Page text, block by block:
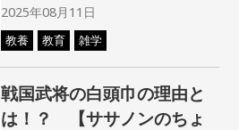
2025年08月11日
教養 教育 雑学
戦国武将の白頭巾の理由と
は！？ 【ササノンのちょ